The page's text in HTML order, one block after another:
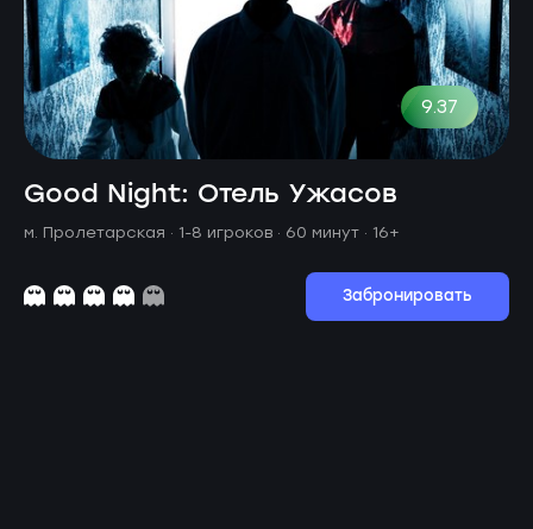
9.37
Good Night: Отель Ужасов
м. Пролетарская · 1-8 игроков · 60 минут · 16+
Забронировать